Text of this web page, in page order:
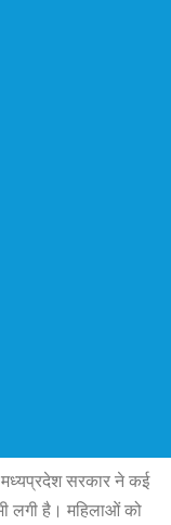
सरकार ने कई
लगी है। महिलाओं को